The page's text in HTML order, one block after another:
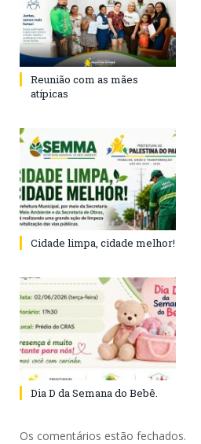
Reunião com as mães
atípicas
Cidade limpa, cidade melhor!
Dia D da Semana do Bebê.
Os comentários estão fechados.